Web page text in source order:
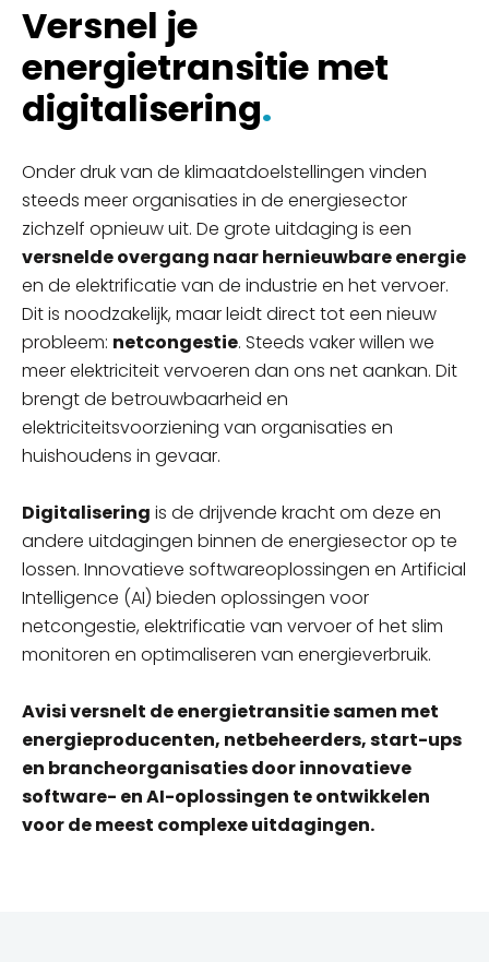
Versnel je
energietransitie met
digitalisering.
Onder druk van de klimaatdoelstellingen vinden
steeds meer organisaties in de energiesector
zichzelf opnieuw uit. De grote uitdaging is een
versnelde overgang naar hernieuwbare energie
en de elektrificatie van de industrie en het vervoer.
Dit is noodzakelijk, maar leidt direct tot een nieuw
probleem: netcongestie. Steeds vaker willen we
meer elektriciteit vervoeren dan ons net aankan. Dit
brengt de betrouwbaarheid en
elektriciteitsvoorziening van organisaties en
huishoudens in gevaar.
Digitalisering is de drijvende kracht om deze en
andere uitdagingen binnen de energiesector op te
lossen. Innovatieve softwareoplossingen en Artificial
Intelligence (AI) bieden oplossingen voor
netcongestie, elektrificatie van vervoer of het slim
monitoren en optimaliseren van energieverbruik.
Avisi versnelt de energietransitie samen met
energieproducenten, netbeheerders, start-ups
en brancheorganisaties doorinnovatieve
software- en AI-oplossingen te ontwikkelen
voor de meest complexe uitdagingen.